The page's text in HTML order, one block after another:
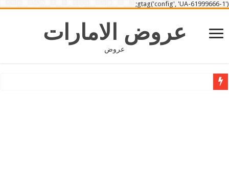
gtag('config', 'UA-61999666-1');
عروض الامارات
عروض